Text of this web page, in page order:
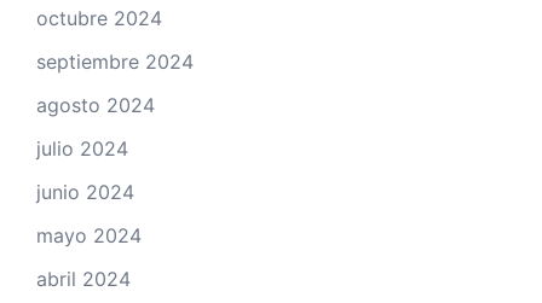
octubre 2024
septiembre 2024
agosto 2024
julio 2024
junio 2024
mayo 2024
abril 2024